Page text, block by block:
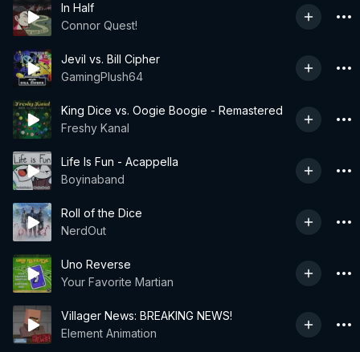
In Half
Connor Quest!
Jevil vs. Bill Cipher
GamingPlush64
King Dice vs. Oogie Boogie - Remastered
Freshy Kanal
Life Is Fun - Acappella
Boyinaband
Roll of the Dice
NerdOut
Uno Reverse
Your Favorite Martian
Villager News: BREAKING NEWS!
Element Animation